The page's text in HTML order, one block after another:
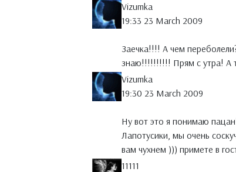
Vizumka
19:33 23 March 2009
Заечка!!!! А чем
знаю!!!!!!!!!! Прям с утра! А
Vizumka
19:30 23 March 2009
Ну вот это я понимаю
Лапотусики, мы очень
вам чухнем ))) примете в
11111